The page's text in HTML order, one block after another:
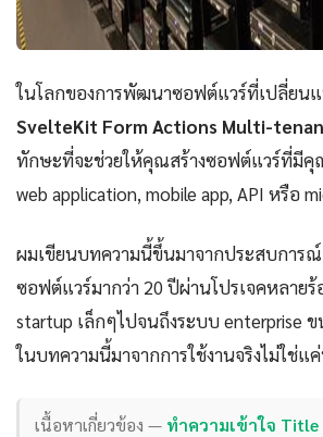
ในโลกของการพัฒนาซอฟต์แวร์ที่เปลี่ยนแ
SvelteKit Form Actions Multi-
ทักษะที่จะช่วยให้คุณสร้างซอฟต์แวร์ที่มีคุ
web application, mobile app, API หรือ
ผมเขียนบทความนี้ขึ้นมาจากประสบการ
ซอฟต์แวร์มากว่า 20 ปีผ่านโปรเจคหลายร้
startup เล็กๆไปจนถึงระบบ enterprise
ในบทความนี้มาจากการใช้งานจริงไม่ใช่แ
เนื้อหาเกี่ยวข้อง — ทำความเข้าใจ Title